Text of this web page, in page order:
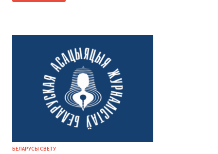
БЕЛАРУСЫ СВЕТУ